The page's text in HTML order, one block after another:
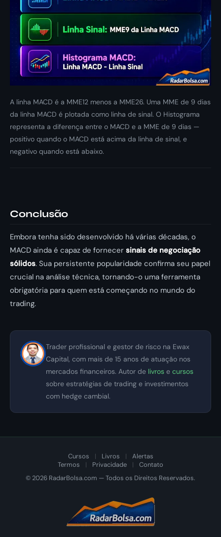
A linha MACD é a MME12 menos a MME26. Uma MME de 9 dias
da linha MACD é plotada como linha de sinal. O Histograma
representa a diferença entre o MACD e a MME de 9 dias —
positivo quando o MACD está acima da linha de sinal, e
negativo quando está abaixo.
Conclusão
Embora tenha sido desenvolvido há várias décadas, o
MACD ainda é capaz de fornecer sinais de negociação
sólidos. Sua persistente popularidade confirma seu papel
crucial na análise técnica, tornando-o uma ferramenta
obrigatória para quem está começando no mundo do
trading.
Trader profissional e gestor de risco na Ewax
Capital, com mais de 15 anos de atuação nos
mercados financeiros. Autor de livros e cursos
sobre estratégias de trading e investimentos
com hedge cambial.
Cursos | Livros |
Alertas
Termos
| Privacidade |
Contato
© 2026 RadarBolsa.com — Todos os Direitos Reservados.